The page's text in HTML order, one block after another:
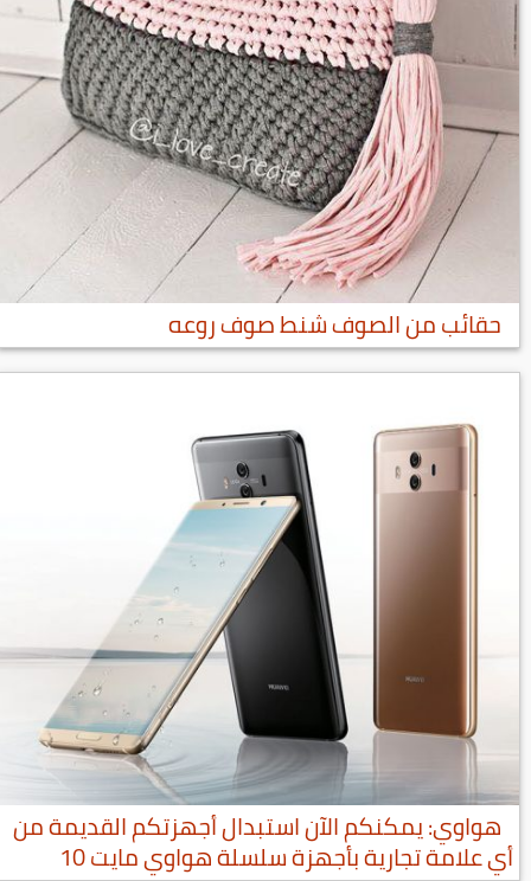
حقائب من الصوف شنط صوف روعه
هواوي: يمكنكم الآن استبدال أجهزتكم القديمة من
أي علامة تجارية بأجهزة سلسلة هواوي مايت 10